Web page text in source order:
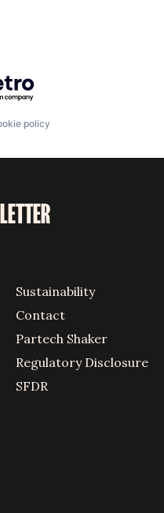
Getro.com
policy
Sustainability
Contact
Partech Shaker
Regulatory Disclosure
SFDR